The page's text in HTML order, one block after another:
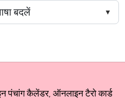
पंचांग कैलेंडर, ऑनलाइन टैरो कार्ड